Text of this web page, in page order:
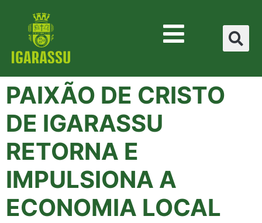
PAIXÃO DE CRISTO
DE IGARASSU
RETORNA E
IMPULSIONA A
ECONOMIA LOCAL